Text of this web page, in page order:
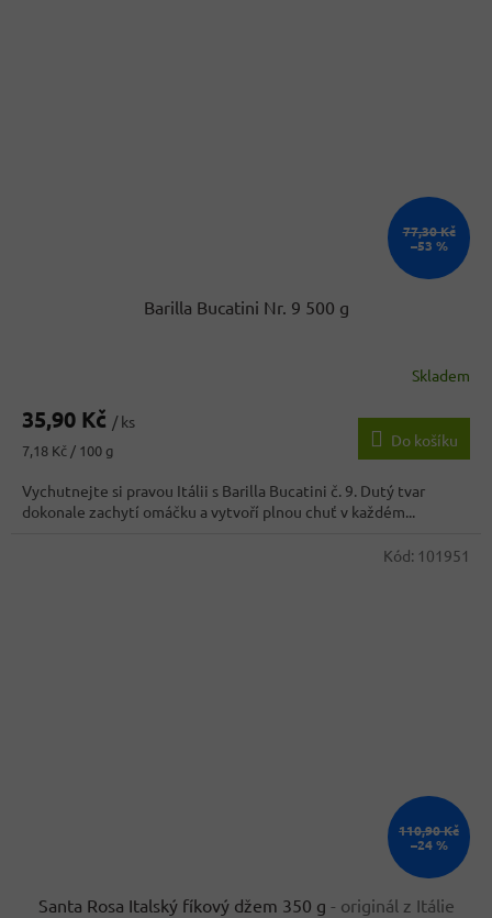
77,30 Kč
–53 %
Barilla Bucatini Nr. 9 500 g
Skladem
35,90 Kč / ks
Měrná
7,18 Kč / 100 g
Do košíku
Vychutnejte si pravou Itálii s Barilla Bucatini č. 9. Dutý tvar
dokonale zachytí omáčku a vytvoří plnou chuť v každém...
110,90 Kč
–24 %
Santa Rosa Italský fíkový džem 350 g - originál z Itálie
Kód: 101951